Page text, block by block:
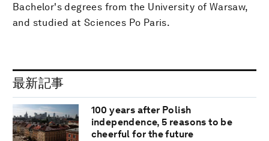
Bachelor's degrees from the University of Warsaw,
and studied at Sciences Po Paris.
最新記事
100 years after Polish
independence, 5 reasons to be
cheerful for the future